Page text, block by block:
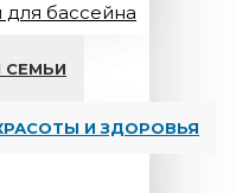
бассейна
СЕМЬИ
И ЗДОРОВЬЯ